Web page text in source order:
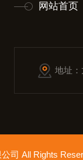
网站首页
地址
公司 All Rights